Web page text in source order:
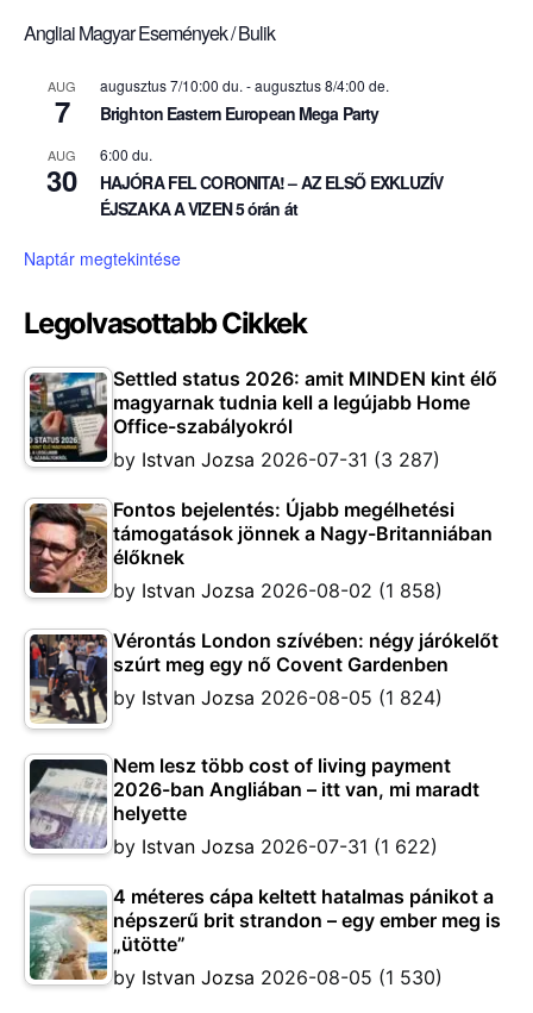
Angliai Magyar Események / Bulik
AUG
7
augusztus 7/10:00 du. -augusztus 8/4:00 de.
Brighton Eastern European Mega Party
AUG
30
6:00 du.
HAJÓRA FEL CORONITA! – AZ ELSŐ EXKLUZÍV
ÉJSZAKA A VIZEN 5 órán át
Naptár megtekintése
Legolvasottabb Cikkek
Settled status 2026: amit MINDEN kint élő
magyarnak tudnia kell a legújabb Home
Office-szabályokról
by Istvan Jozsa 2026-07-31 (3 287)
Fontos bejelentés: Újabb megélhetési
támogatások jönnek a Nagy-Britanniában
élőknek
by Istvan Jozsa 2026-08-02 (1 858)
Vérontás London szívében: négy járókelőt
szúrt meg egy nő Covent Gardenben
by Istvan Jozsa 2026-08-05 (1 824)
Nem lesz több cost of living payment
2026-ban Angliában – itt van, mi maradt
helyette
by Istvan Jozsa 2026-07-31 (1 622)
4 méteres cápa keltett hatalmas pánikot a
népszerű brit strandon – egy ember meg is
„ütötte”
by Istvan Jozsa 2026-08-05 (1 530)